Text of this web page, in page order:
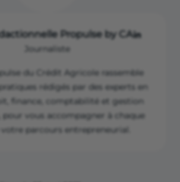
Propulse by CA
Journaliste
du Crédit Agricole rassemble
rédigés par des experts en
finance, comptabilité et gestion
pour vous accompagner à chaque
parcours entrepreneurial.